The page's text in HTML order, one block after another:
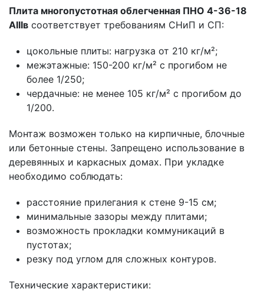
Плита многопустотная облегченная ПНО 4-36-18
АIIIв соответствует требованиям СНиП и СП:
цокольные плиты: нагрузка от 210 кг/м²;
межэтажные: 150-200 кг/м² с прогибом не
более 1/250;
чердачные: не менее 105 кг/м² с прогибом до
1/200.
Монтаж возможен только на кирпичные, блочные
или бетонные стены. Запрещено использование в
деревянных и каркасных домах. При укладке
необходимо соблюдать:
расстояние прилегания к стене 9-15 см;
минимальные зазоры между плитами;
возможность прокладки коммуникаций в
пустотах;
резку под углом для сложных контуров.
Технические характеристики: